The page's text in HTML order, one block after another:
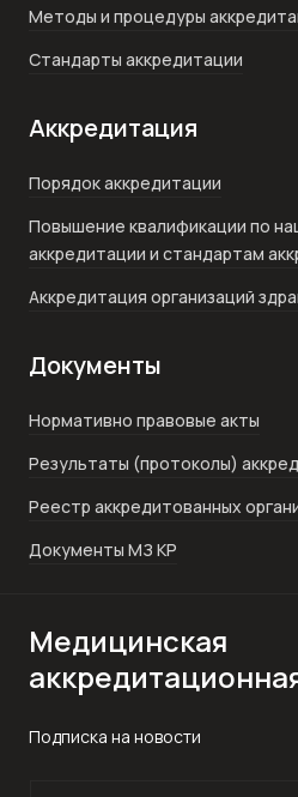
Методы и процедуры
Стандарты аккредитации
Аккредитация
Порядок аккредитации
Повышение квалификации по
аккредитации и стандартам
Аккредитация организаций
Документы
Нормативно правовые акты
Результаты (протоколы)
Реестр аккредитованных
Документы МЗ КР
Медицинская
Подписка на новости